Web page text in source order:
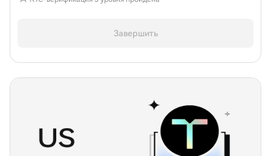
Завершить